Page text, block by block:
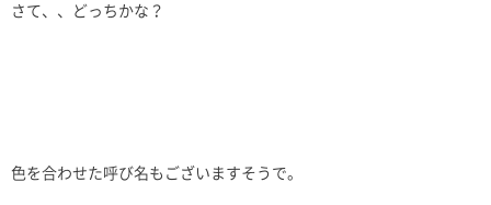
さて、、どっちかな？
色を合わせた呼び名もございますそうで。